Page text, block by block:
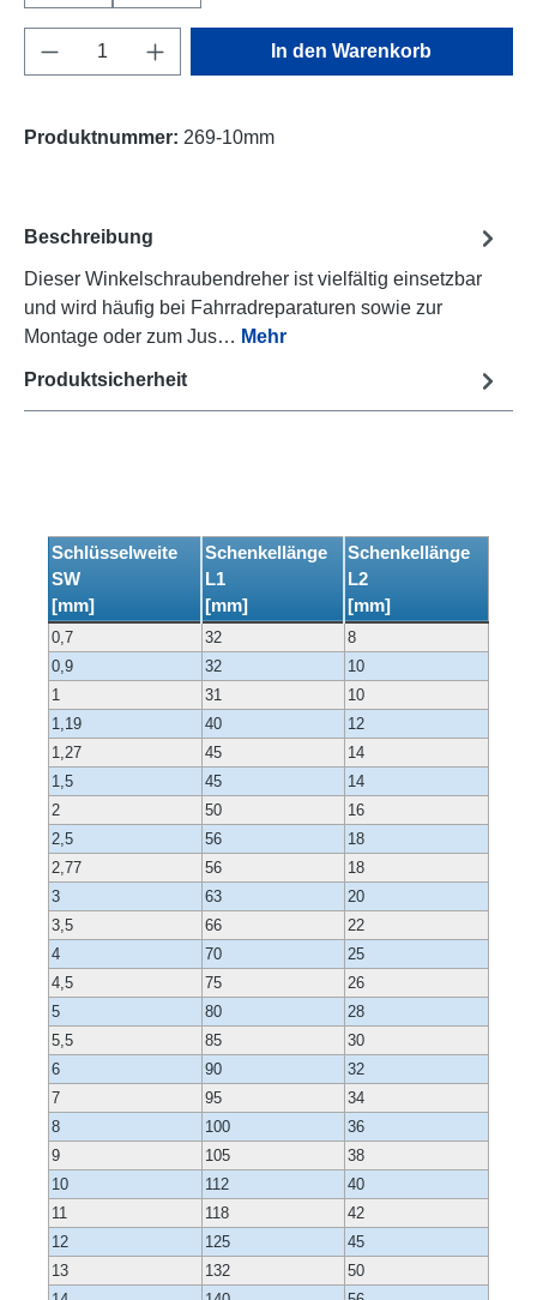
Produkt Anzahl: Gib den gewünschten
In den Warenkorb
Produktnummer: 269-10mm
Beschreibung
Dieser Winkelschraubendreher ist vielfältig einsetzbar
und wird häufig bei Fahrradreparaturen sowie zur
Montage oder zum Jus… Mehr
Produktsicherheit
Schlüsselweite
SW
[mm]
Schenkellänge
L1
[mm]
Schenkellänge
L2
[mm]
0,7 32
8
0,9
32
10
1
31
10
1,19
40
12
1,27
45
14
1,5
45
14
2
50
16
2,5
56
18
2,77
56
18
3
63
20
3,5
66
22
4
70
25
4,5
75
26
5
80
28
5,5
85
30
6
90
32
7
95
34
8
100
36
9
105
38
10
112
40
11
118
42
12
125
45
13
132
50